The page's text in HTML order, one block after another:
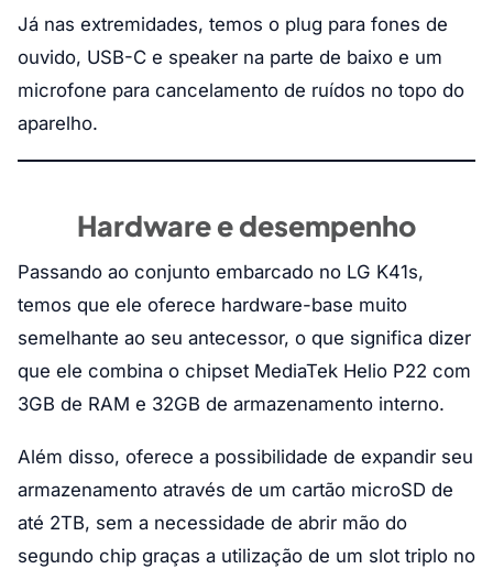
Já nas extremidades, temos o plug para fones de
ouvido, USB-C e speaker na parte de baixo e um
microfone para cancelamento de ruídos no topo do
aparelho.
Hardware e desempenho
Passando ao conjunto embarcado no LG K41s,
temos que ele oferece hardware-base muito
semelhante ao seu antecessor, o que significa dizer
que ele combina o chipset MediaTek Helio P22 com
3GB de RAM e 32GB de armazenamento interno.
Além disso, oferece a possibilidade de expandir seu
armazenamento através de um cartão microSD de
até 2TB, sem a necessidade de abrir mão do
segundo chip graças a utilização de um slot triplo no